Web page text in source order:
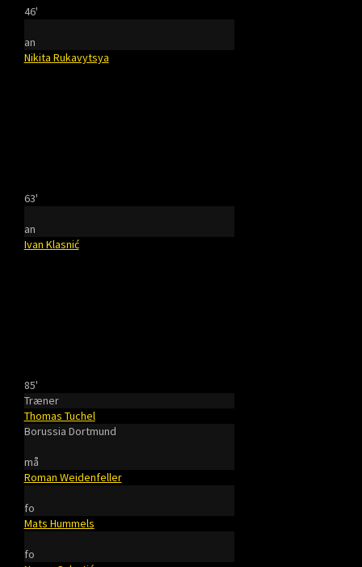
46'
an
Nikita Rukavytsya
63'
an
Ivan Klasnić
85'
Træner
Thomas Tuchel
Borussia Dortmund
må
Roman Weidenfeller
fo
Mats Hummels
fo